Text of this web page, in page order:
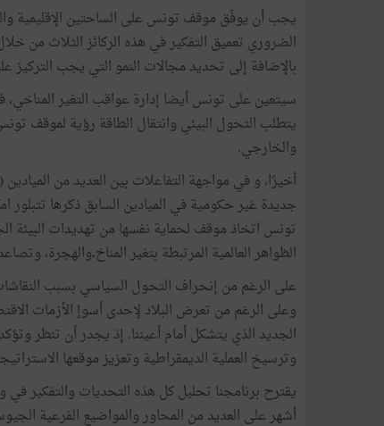
يجب أن يوفّق موقف تونس على الساحتين الإقليمية
الضروري تعميق التفكير في هذه الركائز الثلاث من
بالإضافة إلى تحديد مجالات النمو التي يجب التركيز
سيتعين على تونس أيضا إدارة عواقب التغير المناخي،
يتطلب التحول البيئي وانتقال الطاقة رؤية لموقف
والخارجي.
أخيرًا، و في مواجهة التفاعلات بين العديد من
جديدة غير حكومية في الميادين السابق ذكرها تتبلور
تونس اتخاذ موقف لحماية نفسها من تهديدات البيئة
الظواهر العالمية المرتبطة بتغير المناخ،والهجرة،
على الرغم من إنحراف التحول السياسي بسبب
وعلى الرغم من تعرض البلاد لإحدى أسوإ الأزمات
الجديد الذي يتشكل أمام أعيننا. إذ يجدر أن تنظر
وترسيخ العملية الديمقراطية وتعزيز موقعها
يقترح برنامجنا تحليل كل هذه التحديات